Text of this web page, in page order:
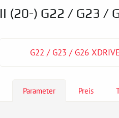
II (20-) G22 / G23 /
G22 / G23 / G26 XDRIVE
Parameter Preis